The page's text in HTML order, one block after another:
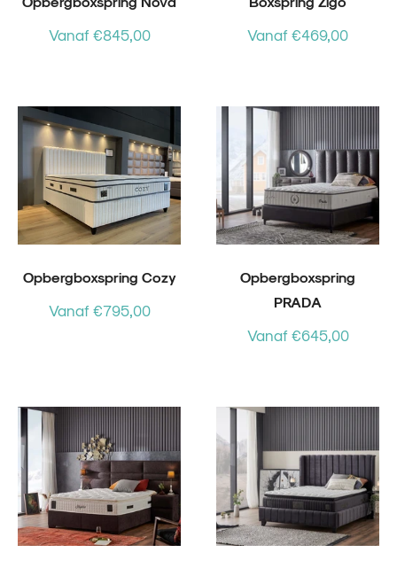
Vanaf €845,00 Vanaf €469,00
Opbergboxspring Cozy
Vanaf €795,00
Opbergboxspring
PRADA
Vanaf €645,00